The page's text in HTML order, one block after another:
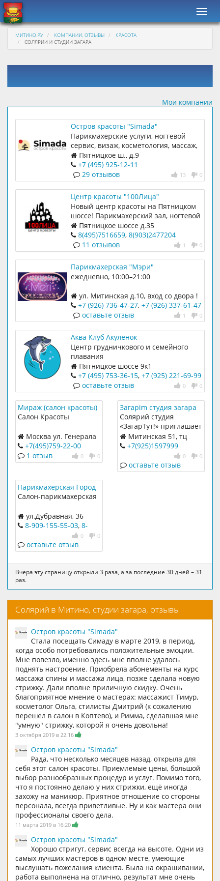
МИТИНО.РУ КОМПАНИИ, ОТЗЫВЫ
КРАСОТА
СОЛЯРИИ И СТУДИИ ЗАГАРА
Мои компании
Остров красоты "Simada"
Парикмахерские услуги, ногтевой
сервис, визаж, косметология, массаж,
солярий
Пятницкое ш., д.9
+7 (495) 925-12-11
13 0
29 отзывов
Центр красоты "100Лица"
Новый центр красоты на Пятницком
шоссе! Парикмахерский зал, ногтевой
сервис, коррекция силуэта,
косметология
Пятницкое шоссе д.35
8(495)7516659, 8(903)2477204
1 0
11 отзывов
Парикмахерская "Мэри"
ежедневно, 10:00–21:00
ул. Митинская д.10, вход со двора !
+7 (926) 736-47-27, +7 (926) 337-61-47
1 0
оставьте отзыв
Аква Клуб Акулёнок
Центр грудничкового и семейного
плавания
Пятницкое шоссе 9к1
+7 (495) 753-36-15, +7 (925) 221-69-99
0 0
оставьте отзыв
Мираж (салон красоты)
Салон Красоты
Москва ул. Генерала
Белобородова, д. 14 к. 2
+7(495)759-22-00
0 0
1 отзыв
Загарim студия загара
Солярий студия
«ЗагарТут!» приглашает
Вас за лучиком солнца!
В нашей студии всегда
новые мощные лампы с
улучшенными
коэффициентами,
Митинская 51, тц
"Тук-Тук", 2 этаж,
+7(925)1597999
0 0
оставьте отзыв
Парикмахерская Город
Салон-парикмахерская
ул.Дубравная, 36
8-909-155-55-03, 8-
0 0
оставьте отзыв
Вчера эту страницу открыли 3 раза, а за последние 30 дней – 31
раз.
Солярий в Митино, студии загара, отзывы
Остров красоты "Simada"
Стала посещать Симаду в марте 2019, в период,
когда особо потребовались положительные эмоции.
Мне повезло, именно здесь мне вполне удалось
поднять настроение. Приобрела абонементы на курс
массажа спины и массажа лица, позже сделала новую
стрижку. Дали вполне приличную скидку. Очень
благоприятное мнение о мастерах: массажист Тимур,
косметолог Ольга, стилисты Дмитрий (к сожалению
перешел в салон в Коптево), и Римма, сделавшая мне
"умную" стрижку, которой я очень довольна!
3 октября 2019 в 22:16
Остров красоты "Simada"
Рада, что несколько месяцев назад, открыла для
себя этот салон красоты. Приемлемые цены, большой
выбор разнообразных процедур и услуг. Помимо того,
что я постоянно делаю у них стрижки, ещё иногда
захожу на маникюр. Приятное отношение со стороны
персонала, всегда приветливые. Ну и как мастера они
профессионалы своего дела.
11 марта 2019 в 16:20
Остров красоты "Simada"
Хорошо стригут, сервис всегда на высоте. Одни из
самых лучших мастеров в одном месте, умеющие
выслушать пожелания клиента. Была на окрашивании,
работа выполнена на отлично, результат мне очень